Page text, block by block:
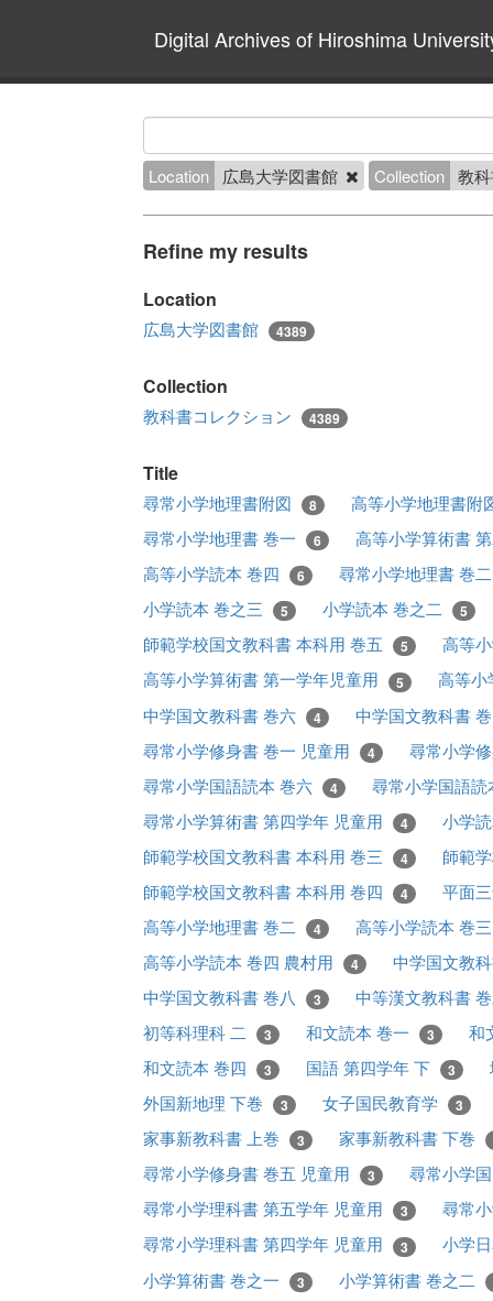
Digital Archives of Hiroshima
Location 広島大学図書館 Collection 教
Refine my results
Location
広島大学図書館 4389
Collection
教科書コレクション 4389
Title
尋常小学地理書附図 8
高等小学地理書附
尋常小学地理書 巻一
6
高等小学算術書
高等小学読本 巻四
6
尋常小学地理書 巻
小学読本 巻之三
5 小学読本 巻之二 5
師範学校国文教科書 本科用 巻五 5
高等
高等小学算術書 第一学年児童用
5
高等
中学国文教科書 巻六
4
中学国文教科書
尋常小学修身書 巻一 児童用
4
尋常小学
尋常小学国語読本 巻六
4
尋常小学国語
尋常小学算術書 第四学年 児童用
4
小学
師範学校国文教科書 本科用 巻三
4
師範
師範学校国文教科書 本科用 巻四
4
平面
高等小学地理書 巻二
4
高等小学読本 巻
高等小学読本 巻四 農村用
4
中学国文教
中学国文教科書 巻八
3
中等漢文教科書
初等科理科 二
3 和文読本 巻一 3
和
和文読本 巻四
3 国語 第四学年 下 3
外国新地理 下巻
3 女子国民教育学 3
家事新教科書 上巻 3
家事新教科書 下巻
尋常小学修身書 巻五 児童用
3
尋常小学
尋常小学理科書 第五学年 児童用
3
尋常
尋常小学理科書 第四学年 児童用
3
小学
小学算術書 巻之一
3
小学算術書 巻之二